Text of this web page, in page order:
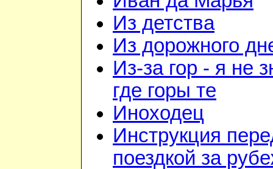
Из детства
Из дорожного
Из-за гор - я не
где горы те
Иноходец
Инструкция
поездкой за